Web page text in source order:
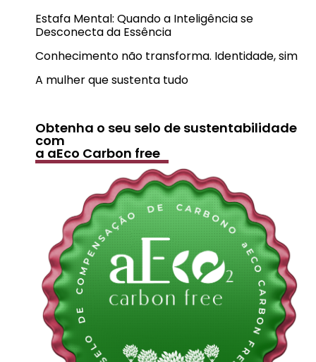
Estafa Mental: Quando a Inteligência se
Desconecta da Essência
Conhecimento não transforma. Identidade, sim
A mulher que sustenta tudo
Obtenha o seu selo de sustentabilidade
com
a aEco Carbon free